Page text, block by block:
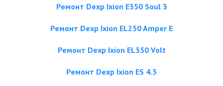
Ремонт Dexp Ixion E350 Soul 3
Ремонт Dexp Ixion EL250 Amper E
Ремонт Dexp Ixion EL350 Volt
Ремонт Dexp Ixion ES 4.3